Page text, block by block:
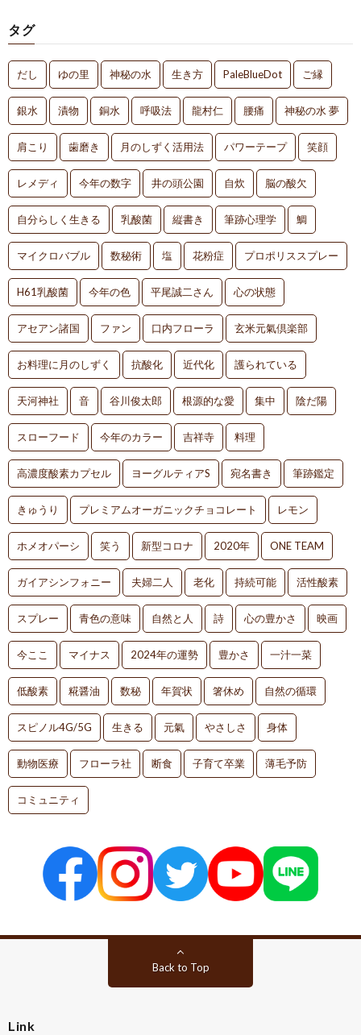
タグ
だし ゆの里 神秘の水 生き方 PaleBlueDot ご縁
銀水 漬物 銅水 呼吸法 龍村仁 腰痛 神秘の水 夢
肩こり 歯磨き 月のしずく活用法 パワーテープ 笑顔
レメディ 今年の数字 井の頭公園 自炊 脳の酸欠
自分らしく生きる 乳酸菌 縦書き 筆跡心理学 鯛
マイクロバブル 数秘術 塩 花粉症 プロポリススプレー
H61乳酸菌 今年の色 平尾誠二さん 心の状態
アセアン諸国 ファン 口内フローラ 玄米元氣倶楽部
お料理に月のしずく 抗酸化 近代化 護られている
天河神社 音 谷川俊太郎 根源的な愛 集中 陰だ陽
スローフード 今年のカラー 吉祥寺 料理
高濃度酸素カプセル ヨーグルティアS 宛名書き 筆跡鑑定
きゅうり プレミアムオーガニックチョコレート レモン
ホメオパーシ 笑う 新型コロナ 2020年 ONE TEAM
ガイアシンフォニー 夫婦二人 老化 持続可能 活性酸素
スプレー 青色の意味 自然と人 詩 心の豊かさ 映画
今ここ マイナス 2024年の運勢 豊かさ 一汁一菜
低酸素 糀醤油 数秘 年賀状 箸休め 自然の循環
スピノル4G/5G 生きる 元氣 やさしさ 身体
動物医療 フローラ社 断食 子育て卒業 薄毛予防
コミュニティ
Back to Top
Link